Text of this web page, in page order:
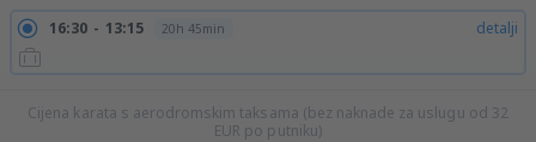
16:30 13:15 20h 45min detalji
Cijena karata s aerodromskim taksama (bez naknade za uslugu od 32
EUR po putniku)